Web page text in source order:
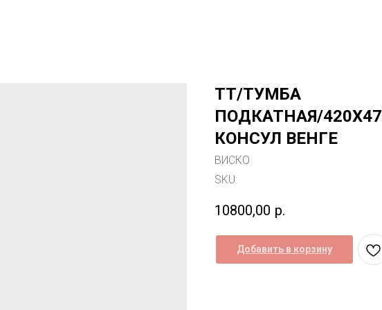
ТТ/ТУМБА
ПОДКАТНАЯ/
КОНСУЛ ВЕНГЕ
ВИСКО
SKU:
10800,00 р.
Добавить в корзину